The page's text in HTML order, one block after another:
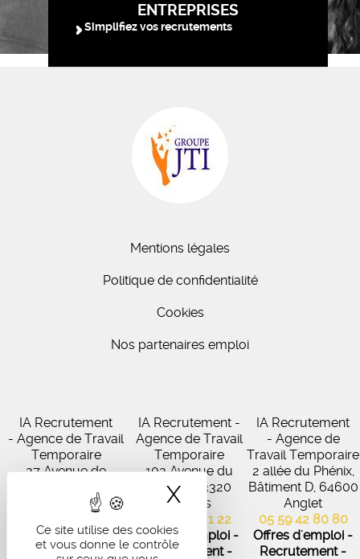
Ce site utilise des cookies
et vous donne le contrôle
X Masquer le
ENTREPRISES
Simplifiez vos recrutements
Mentions légales
Politique de confidentialité
Cookies
Nos partenaires emploi
IA Recrutement
- Agence de Travail
Temporaire
27 Avenue de
Artigues-près-
05 56 67 48 57
Offres d'emploi -
IA Recrutement -
Agence de Travail
Temporaire
102 Avenue du
Médoc, 33320
Eysines
05 56 45 21 22
Offres d'emploi -
Recrutement -
IA Recrutement
- Agence de
Travail Temporaire
2 allée du Phénix,
Bâtiment D, 64600
Anglet
05 59 42 80 80
Offres d'emploi -
Recrutement -